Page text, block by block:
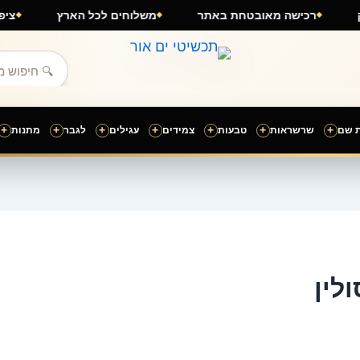
משלוחים לכל הארץ רכישה מאובטחת באתר
שם + שרשראות + טבעות + צמידים + עגילים + לגבר + מתנות +